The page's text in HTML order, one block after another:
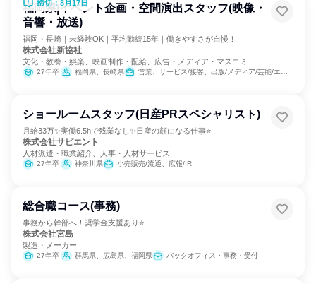
締切：8月17日
福岡県|イベント企画・空間演出スタッフ(映像・
音響・放送)
福岡・長崎｜未経験OK｜平均勤続15年｜働きやすさが自慢！
株式会社新協社
文化・教養・娯楽、映画制作・配給、広告・メディア・マスコミ
27年卒 福岡県、長崎県 営業、サービス/接客、出版/メディア/芸能/エンタメ専門職
ショールームスタッフ(日産PRスペシャリスト)
月給33万✨実働6.5hで残業なし✨日産の顔になる仕事⭐
株式会社サピエント
人材派遣・職業紹介、人事・人材サービス
27年卒 神奈川県 小売販売/流通、広報/IR
総合職コース(事務)
事務から幹部へ！奨学金支援あり⭐
株式会社宮島
製造・メーカー
27年卒 群馬県、広島県、福岡県 バックオフィス・事務・受付